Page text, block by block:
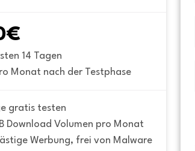
14 Tagen
Monat nach der Testphase
gratis testen
Download Volumen pro Monat
Werbung, frei von Malware